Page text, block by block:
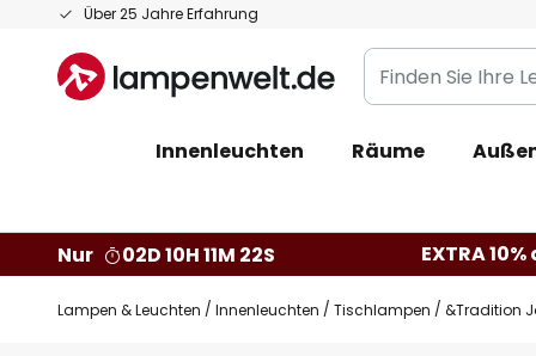
Über 25 Jahre Erfahrung
Zum
springen
Finden
Sie
Leuchte...
Innenleuchten Räume
Nur 02D 10H 11M 21S EXTRA
Lampen & Leuchten Innenleuchten Tischlampen &Tradition